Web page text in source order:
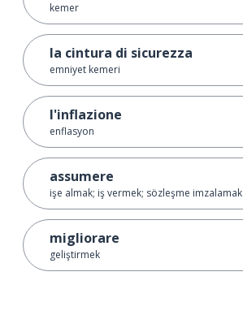
kemer
la cintura di sicurezza
emniyet kemeri
l'inflazione
enflasyon
assumere
işe almak; iş vermek; sözleşme imzalamak
migliorare
geliştirmek